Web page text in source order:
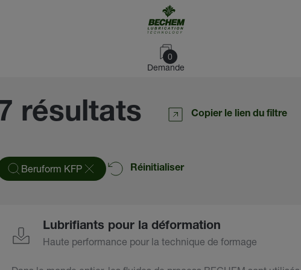
0
Demande
7 résultats Copier le lien du filtre
Beruform KFP Réinitialiser
Lubrifiants pour la déformation
Haute performance pour la technique de formage